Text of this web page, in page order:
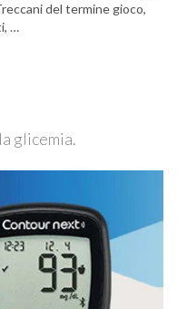
del termine gioco,
…
glicemia.